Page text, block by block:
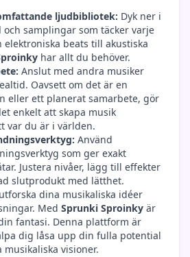
ljudbibliotek: Dyk ner i
samplingar som täcker varje
elektroniska beats till akustiska
har allt du behöver.
Anslut med andra musiker
Oavsett om det är en
eller ett planerat samarbete, gör
enkelt att skapa musik
var du är i världen.
Använd
som ger exakt
Justera nivåer, lägg till effekter
slutprodukt med lätthet.
dina musikaliska idéer
Med Sprunki Sproinky är
fantasi. Denna plattform är
dig låsa upp din fulla potential
visioner.